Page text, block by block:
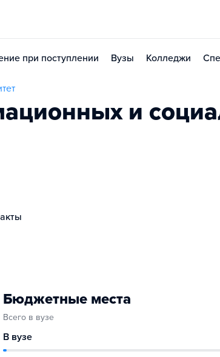
при поступлении Вузы Колледжи
и
Бюджетные места
Всего в вузе
В вузе